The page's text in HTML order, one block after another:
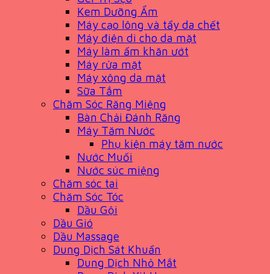
Kem Dưỡng Ẩm
Máy cạo lông và tẩy da chết
Máy điện di cho da mặt
Máy làm ấm khăn ướt
Máy rửa mặt
Máy xông da mặt
Sữa Tắm
Chăm Sóc Răng Miệng
Bàn Chải Đánh Răng
Máy Tăm Nước
Phụ kiện máy tăm nước
Nước Muối
Nước súc miệng
Chăm sóc tai
Chăm Sóc Tóc
Dầu Gội
Dầu Gió
Dầu Massage
Dung Dịch Sát Khuẩn
Dung Dịch Nhỏ Mắt